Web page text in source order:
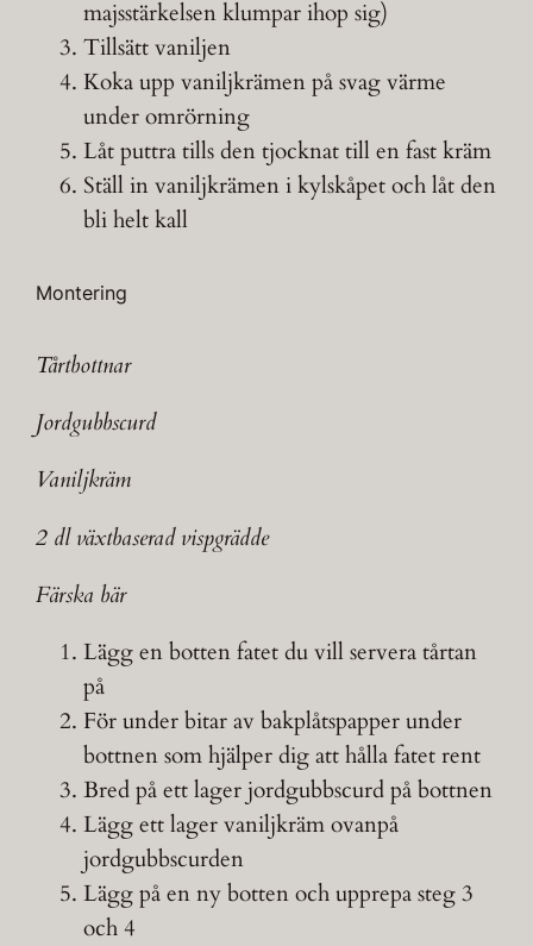
majsstärkelsen klumpar ihop sig)
Tillsätt vaniljen
Koka upp vaniljkrämen på svag värme
under omrörning
Låt puttra tills den tjocknat till en fast kräm
Ställ in vaniljkrämen i kylskåpet och låt den
bli helt kall
Montering
Tårtbottnar
Jordgubbscurd
Vaniljkräm
2 dl växtbaserad vispgrädde
Färska bär
Lägg en botten fatet du vill servera tårtan
på
För under bitar av bakplåtspapper under
bottnen som hjälper dig att hålla fatet rent
Bred på ett lager jordgubbscurd på bottnen
Lägg ett lager vaniljkräm ovanpå
jordgubbscurden
Lägg på en ny botten och upprepa steg 3
och 4